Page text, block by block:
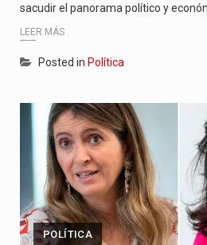
sacudir el panorama político y
LEER MÁS
Posted in Política
POLÍTICA